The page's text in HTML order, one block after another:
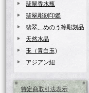
翡翠香水瓶
翡翠彫刻印鑑
翡翠、めのう等彫刻品
天然水晶
玉（青白玉)
アジアン紐
特定商取引法表示